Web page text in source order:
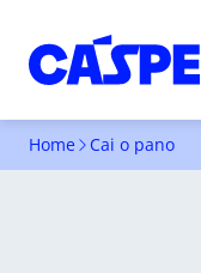
Home Cai o pano